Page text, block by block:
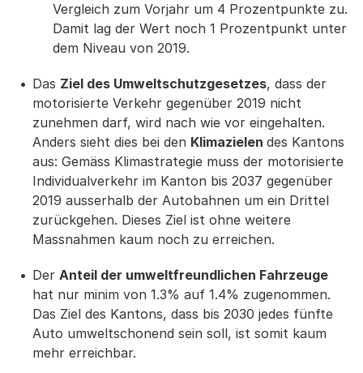
Vergleich zum Vorjahr um 4 Prozentpunkte zu.
Damit lag der Wert noch 1 Prozentpunkt unter
dem Niveau von 2019.
Das Ziel des Umweltschutzgesetzes, dass der
motorisierte Verkehr gegenüber 2019 nicht
zunehmen darf, wird nach wie vor eingehalten.
Anders sieht dies bei den Klimazielen des Kantons
aus: Gemäss Klimastrategie muss der motorisierte
Individualverkehr im Kanton bis 2037 gegenüber
2019 ausserhalb der Autobahnen um ein Drittel
zurückgehen. Dieses Ziel ist ohne weitere
Massnahmen kaum noch zu erreichen.
Der Anteil der umweltfreundlichen Fahrzeuge
hat nur minim von 1.3% auf 1.4% zugenommen.
Das Ziel des Kantons, dass bis 2030 jedes fünfte
Auto umweltschonend sein soll, ist somit kaum
mehr erreichbar.